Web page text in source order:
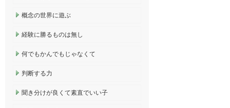
概念の世界に遊ぶ
経験に勝るものは無し
何でもかんでもじゃなくて
判断する力
聞き分けが良くて素直でいい子